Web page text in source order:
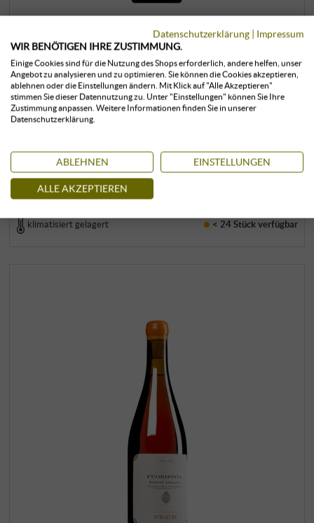
“Campo della Pieve” Vernaccia di San
Gimignano DOCG 2023 (BIO)
Il Colombaio di Santa Chiara | Toskana
27,00 € 24,99 €
–
KAUFEN
klimatisiert gelagert < 24 Stückverfügbar
Datenschutzerklärung | Impressum
WIR BENÖTIGEN IHRE ZUSTIMMUNG.
Einige Cookies sind für die Nutzung des Shops erforderlich, andere helfen, unser
Angebot zu analysieren und zu optimieren. Sie können die Cookies akzeptieren,
ablehnen oder die Einstellungen ändern. Mit Klick auf "Alle Akzeptieren"
stimmen Sie dieser Datennutzung zu. Unter "Einstellungen" können Sie Ihre
Zustimmung anpassen. Weitere Informationen finden Sie in unserer
Datenschutzerklärung.
ABLEHNEN EINSTELLUNGEN
ALLE AKZEPTIEREN